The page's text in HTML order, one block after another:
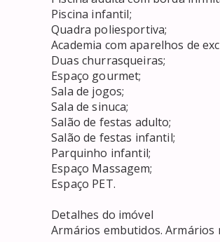
Quadra poliesportiva;
Academia com aparelhos de excelente qualidade;
Sala de jogos;
Sala de sinuca;
Salão de festas adulto;
Salão de festas infantil;
Armários embutidos. Armários na cozinha. Mobiliado, Ar condicionado. Varanda.